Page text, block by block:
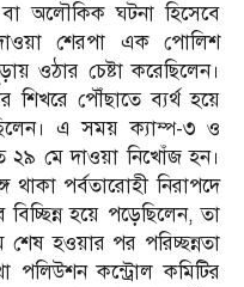
অলৌকিক ঘটনা হিসেবে
শেরপা এক পোলিশ
ওঠার চেষ্টা করেছিলেন।
শিখরে পৌঁছাতে ব্যর্থ হয়ে
এ সময় ক্যাম্প-৩ ও
২৯ মে দাওয়া নিখোঁজ হন।
পর্বতারোহী নিরাপদে
হয়ে পড়েছিলেন, তা
হওয়ার পর পরিচ্ছন্নতা
পলিউশন কন্ট্রোল কমিটির